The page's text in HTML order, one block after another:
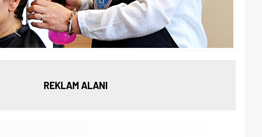
REKLAM ALANI